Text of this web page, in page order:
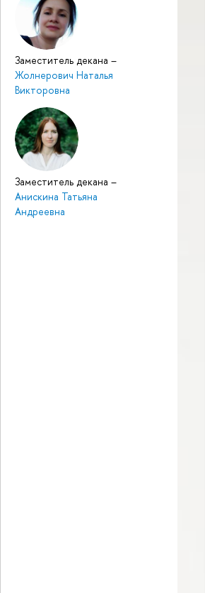
Заместитель декана –
Жолнерович Наталья
Викторовна
Заместитель декана –
Анискина Татьяна
Андреевна